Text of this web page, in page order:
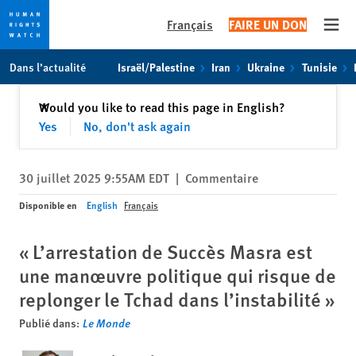
toto
content
Français FAIRE UN DON
Dans l’actualité Israël/Palestine Iran Ukraine Tunisie
Would you like to read this page in English?
Yes
No, don't ask again
✕Fermer
30 juillet 2025 9:55AM EDT | Commentaire
Disponible en English Français
« L’arrestation de Succès Masra est
une manœuvre politique qui risque de
replonger le Tchad dans l’instabilité »
Publié dans: Le Monde